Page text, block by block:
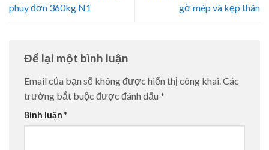
phuy đơn 360kg N1
gờ mép và kẹp thân
Để lại một bình luận
Email của bạn sẽ không được hiển thị công khai.Các
trường bắt buộc được đánh dấu *
Bình luận *